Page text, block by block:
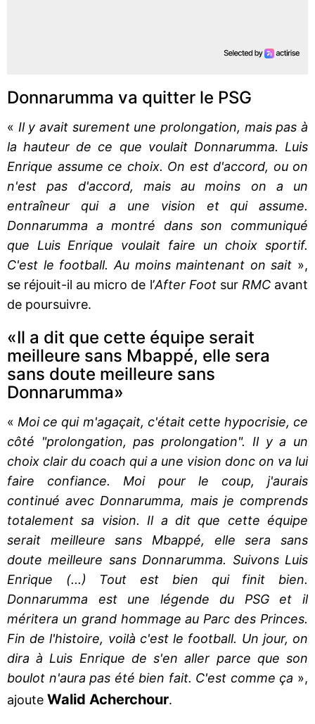
Donnarumma va quitter le PSG
« Il y avait surement une prolongation, mais pas à
la hauteur de ce que voulait Donnarumma. Luis
Enrique assume ce choix. On est d'accord, ou on
n'est pas d'accord, mais au moins on a un
entraîneur qui a une vision et qui assume.
Donnarumma a montré dans son communiqué
que Luis Enrique voulait faire un choix sportif.
C'est le football. Au moins maintenant on sait »,
se réjouit-il au micro de l’After Foot sur RMC avant
de poursuivre.
«Il a dit que cette équipe serait
meilleure sans Mbappé, elle sera
sans doute meilleure sans
Donnarumma»
« Moi ce qui m'agaçait, c'était cette hypocrisie, ce
côté "prolongation, pas prolongation". Il y a un
choix clair du coach qui a une vision donc on va lui
faire confiance. Moi pour le coup, j'aurais
continué avec Donnarumma, mais je comprends
totalement sa vision. Il a dit que cette équipe
serait meilleure sans Mbappé, elle sera sans
doute meilleure sans Donnarumma. Suivons Luis
Enrique (...) Tout est bien qui finit bien.
Donnarumma est une légende du PSG et il
méritera un grand hommage au Parc des Princes.
Fin de l'histoire, voilà c'est le football. Un jour, on
dira à Luis Enrique de s'en aller parce que son
boulot n'aura pas été bien fait. C'est comme ça »,
ajoute Walid Acherchour.